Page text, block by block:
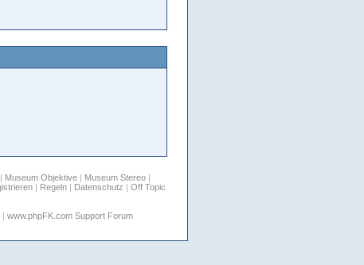
Museum Objektive Museum Stereo
| Regeln| Datenschutz
Off Topic
www.phpFK.com Support Forum